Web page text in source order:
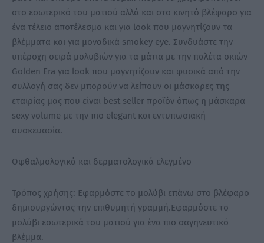
στο εσωτερικό του ματιού αλλά και στο κινητό βλέφαρο για
ένα τέλειο αποτέλεσμα και για look που μαγνητίζουν τα
βλέμματα και για μοναδικά smokey eye. Συνδυάστε την
υπέροχη σειρά μολυβιών για τα μάτια με την παλέτα σκιών
Golden Era για look που μαγνητίζουν και φυσικά από την
συλλογή σας δεν μπορούν να λείπουν οι μάσκαρες της
εταιρίας μας που είναι best seller προϊόν όπως η μάσκαρα
sexy volume με την πιο elegant και εντυπωσιακή
συσκευασία.
Οφθαλμολογικά και δερματολογικά ελεγμένο
Τρόπος χρήσης: Εφαρμόστε το μολύβι επάνω στο βλέφαρο
δημιουργώντας την επιθυμητή γραμμή.Εφαρμόστε το
μολύβι εσωτερικά του ματιού για ένα πιο σαγηνευτικό
βλέμμα.